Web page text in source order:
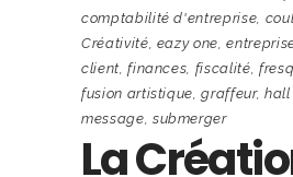
comptabilité d'entreprise,
Créativité, eazy one,
client,finances, fiscalité,
fusion artistique,graffeur, hall
message, submerger
La